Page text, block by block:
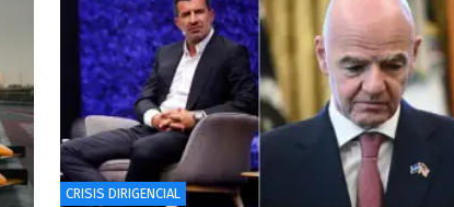
CRISIS DIRIGENCIAL